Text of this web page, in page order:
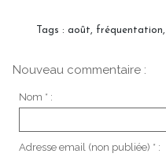
Tags : août fréquentation
Nouveau commentaire :
Nom * :
Adresse email (non publiée) * :